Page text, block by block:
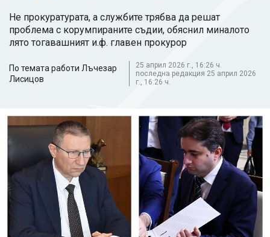
Не прокуратурата, а службите трябва да решат
проблема с корумпираните съдии, обяснил миналото
лято тогавашният и.ф. главен прокурор
По темата работи Лъчезар
Лисицов
25 април 2026 г., 16:26 ч.
последна редакция 25 април 2026
г., 16:26 ч.